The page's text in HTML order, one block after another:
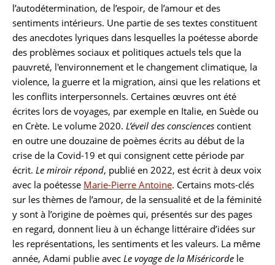
l’autodétermination, de l’espoir, de l’amour et des
sentiments intérieurs. Une partie de ses textes constituent
des anecdotes lyriques dans lesquelles la poétesse aborde
des problèmes sociaux et politiques actuels tels que la
pauvreté, l'environnement et le changement climatique, la
violence, la guerre et la migration, ainsi que les relations et
les conflits interpersonnels. Certaines œuvres ont été
écrites lors de voyages, par exemple en Italie, en Suède ou
en Crète. Le volume 2020. L’éveil des consciences contient
en outre une douzaine de poèmes écrits au début de la
crise de la Covid-19 et qui consignent cette période par
écrit. Le miroir répond, publié en 2022, est écrit à deux voix
avec la poétesse Marie-Pierre Antoine. Certains mots-clés
sur les thèmes de l’amour, de la sensualité et de la féminité
y sont à l’origine de poèmes qui, présentés sur des pages
en regard, donnent lieu à un échange littéraire d’idées sur
les représentations, les sentiments et les valeurs. La même
année, Adami publie avec Le voyage de la Miséricorde le